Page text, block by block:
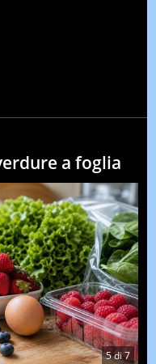
a foglia
5di7